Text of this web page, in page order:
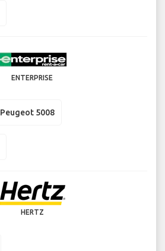
ENTERPRISE
Peugeot 5008
HERTZ